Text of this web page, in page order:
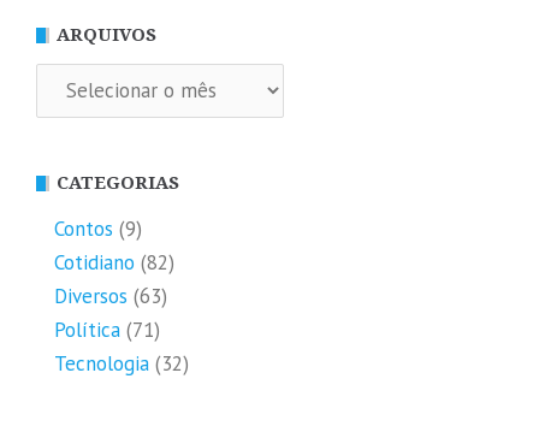
ARQUIVOS
Arquivos
CATEGORIAS
Contos (9)
Cotidiano (82)
Diversos (63)
Política (71)
Tecnologia (32)